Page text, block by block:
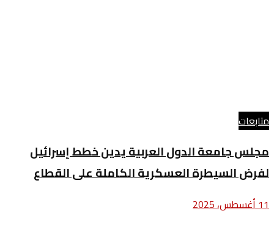
متابعات
مجلس جامعة الدول العربية يدين خطط إسرائيل
لفرض السيطرة العسكرية الكاملة على القطاع
11 أغسطس، 2025